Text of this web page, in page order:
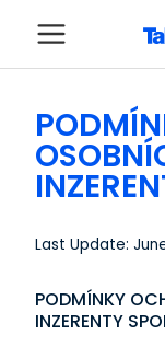
Last Update:
PODMÍNKY
INZERENTY